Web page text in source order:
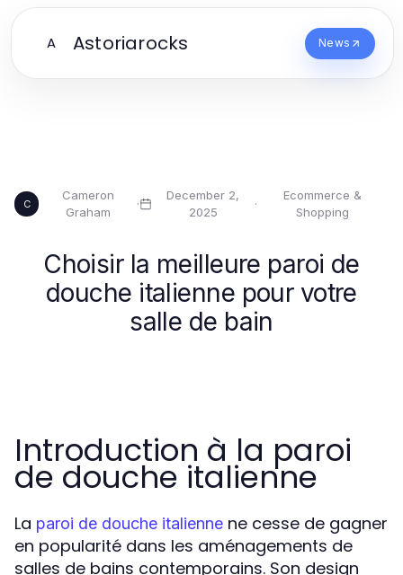
A Astoriarocks News
C
Cameron
Graham
·
December 2,
2025
·
Ecommerce &
Shopping
Choisir la meilleure paroi de
douche italienne pour votre
salle de bain
Introduction à la paroi
de douche italienne
La paroi de douche italienne ne cesse de gagner
en popularité dans les aménagements de
salles de bains contemporains. Son design